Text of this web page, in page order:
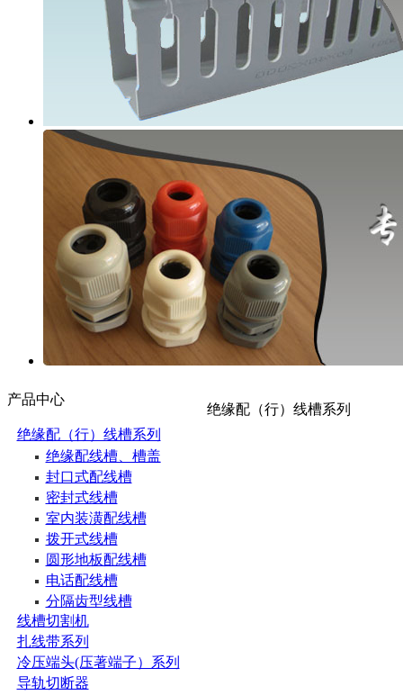
产品中心
绝缘配（行）线槽系列
绝缘配线槽、槽盖
封口式配线槽
密封式线槽
室内装潢配线槽
拨开式线槽
圆形地板配线槽
电话配线槽
分隔齿型线槽
线槽切割机
扎线带系列
冷压端头(压著端子）系列
导轨切断器
绝缘配（行）线槽系列